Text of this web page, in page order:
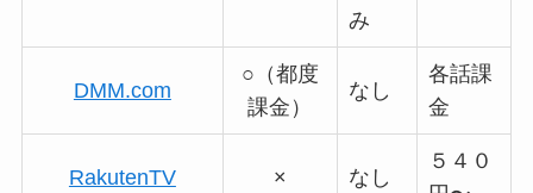
み
DMM.com
○（都度
課金）
なし
各話課
金
RakutenTV × なし
５４０